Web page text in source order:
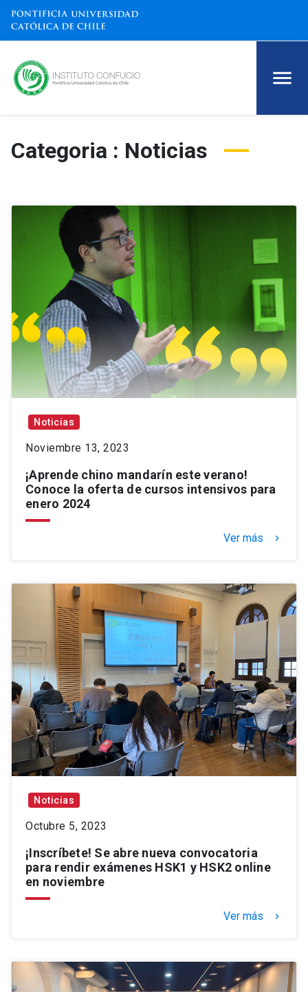
Categoria : Noticias
Noticias
Noviembre 13, 2023
¡Aprende chino mandarín este verano!
Conoce la oferta de cursos intensivos para
enero 2024
Ver más keyboard_arrow_right
Noticias
Octubre 5, 2023
¡Inscríbete! Se abre nueva convocatoria
para rendir exámenes HSK1 y HSK2 online
en noviembre
Ver más keyboard_arrow_right